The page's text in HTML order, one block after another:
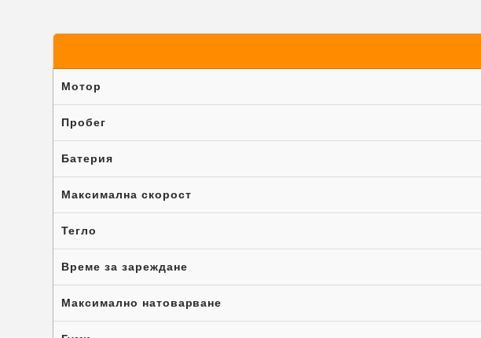
Мотор
Пробег
Батерия
Максимална скорост
Тегло
Време за зареждане
Максимално натоварване